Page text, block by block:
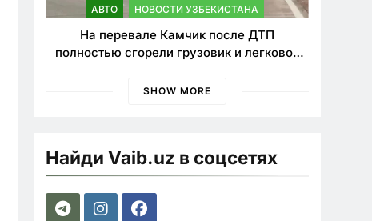
АВТО НОВОСТИ УЗБЕКИСТАНА
На перевале Камчик после ДТП
полностью сгорели грузовик и легковой
SHOW MORE
Найди Vaib.uz в соцсетях